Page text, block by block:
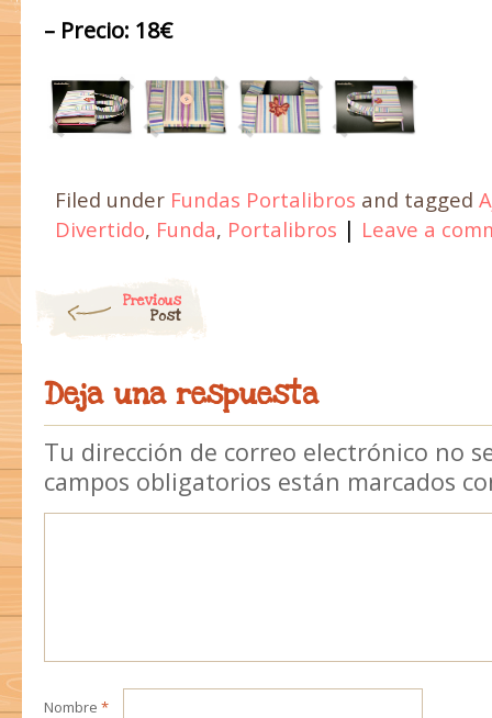
– Precio: 18€
Filed under Fundas Portalibros and tagged
Divertido, Funda, Portalibros | Leave a
Previous
Post
Deja una respuesta
Tu dirección de correo electrónico no
campos obligatorios están marcados
Nombre *